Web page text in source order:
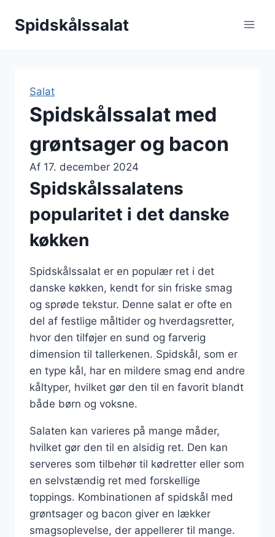
Spidskålssalat
Salat
Spidskålssalat med
grøntsager og bacon
Af 17. december 2024
Spidskålssalatens
popularitet i det danske
køkken
Spidskålssalat er en populær ret i det
danske køkken, kendt for sin friske smag
og sprøde tekstur. Denne salat er ofte en
del af festlige måltider og hverdagsretter,
hvor den tilføjer en sund og farverig
dimension til tallerkenen. Spidskål, som er
en type kål, har en mildere smag end andre
kåltyper, hvilket gør den til en favorit blandt
både børn og voksne.
Salaten kan varieres på mange måder,
hvilket gør den til en alsidig ret. Den kan
serveres som tilbehør til kødretter eller som
en selvstændig ret med forskellige
toppings. Kombinationen af spidskål med
grøntsager og bacon giver en lækker
smagsoplevelse, der appellerer til mange.